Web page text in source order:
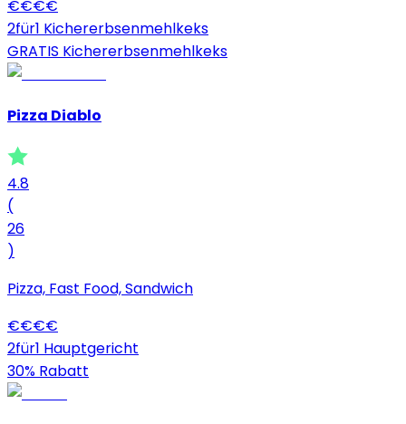
€€€€
2für1 Kichererbsenmehlkeks
GRATIS Kichererbsenmehlkeks
Pizza Diablo
4.8
(
26
)
Pizza, Fast Food, Sandwich
€€€€
2für1 Hauptgericht
30% Rabatt